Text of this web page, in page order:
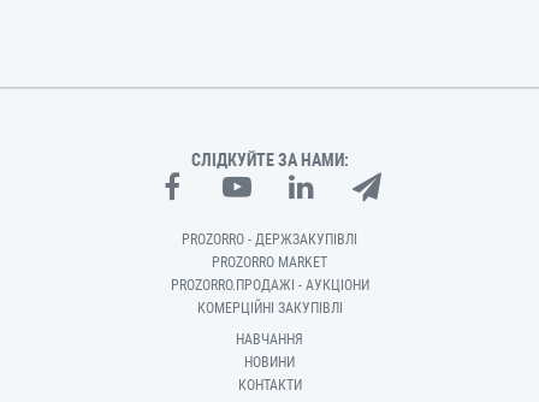
СЛІДКУЙТЕ ЗА НАМИ:
PROZORRO - ДЕРЖЗАКУПІВЛІ
PROZORRO MARKET
PROZORRO.ПРОДАЖІ - АУКЦІОНИ
КОМЕРЦІЙНІ ЗАКУПІВЛІ
НАВЧАННЯ
НОВИНИ
КОНТАКТИ